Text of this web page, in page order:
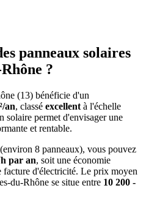
panneaux solaires
?
(13) bénéficie d'un
an, classé excellent à l'échelle
solaire permet d'envisager une
et rentable.
8 panneaux), vous pouvez
par an, soit une économie
facture d'électricité. Le prix moyen
du-Rhône se situe entre 10 200 -